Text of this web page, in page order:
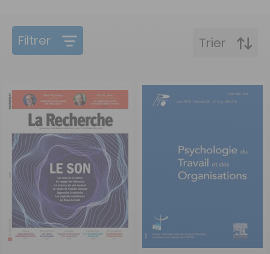
Filtrer Trier